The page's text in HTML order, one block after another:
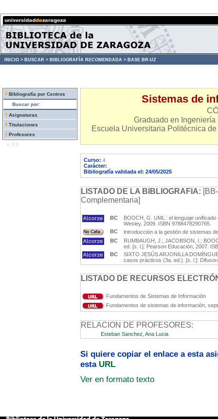
INICIO > BUSCAR > BIBLIOGRAFÍA RECOMENDADA > BASE BR-UZ
Bibliografía por Centros
Buscar por:
Asignaturas
Titulaciones
Profesores
v. 0.1
Sistemas de
Graduado en
Escuela Universitaria Politécnica
Curso: 4
Carácter:
Bibliografía validada el: 24/05/2025
LISTADO DE LA BIBLIOGRAFIA:
Complementaria]
BC
BOOCH, G. UML : el lenguaje
Wesley, 2009. ISBN 9788478290765.
BC
Introducción a la gestión de sistemas
BC
RUMBAUGH, J.; JACOBSON, I.;
ed. [s. l.]: Pearson Educación, 2007.
BC
SIXTO JESÚS ARJONILLA
casos prácticos (3a. ed.). [s. l.]:
LISTADO DE RECURSOS
Fundamentos de Sistemas de Información
Fundamentos de sistemas de información,
RELACION DE PROFESORES:
Esteban Sanchez, Ana Lucia
Si quiere copiar el enlace a esta
esta URL
Ver en formato texto